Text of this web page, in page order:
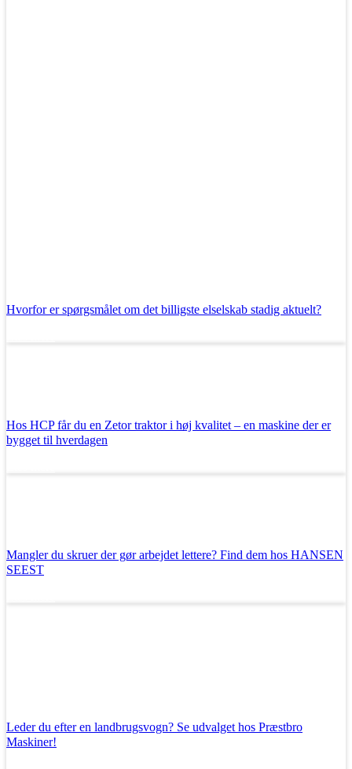
Hvorfor er spørgsmålet om det billigste elselskab stadig aktuelt?
Hos HCP får du en Zetor traktor i høj kvalitet – en maskine der er
bygget til hverdagen
Mangler du skruer der gør arbejdet lettere? Find dem hos HANSEN
SEEST
Leder du efter en landbrugsvogn? Se udvalget hos Præstbro
Maskiner!